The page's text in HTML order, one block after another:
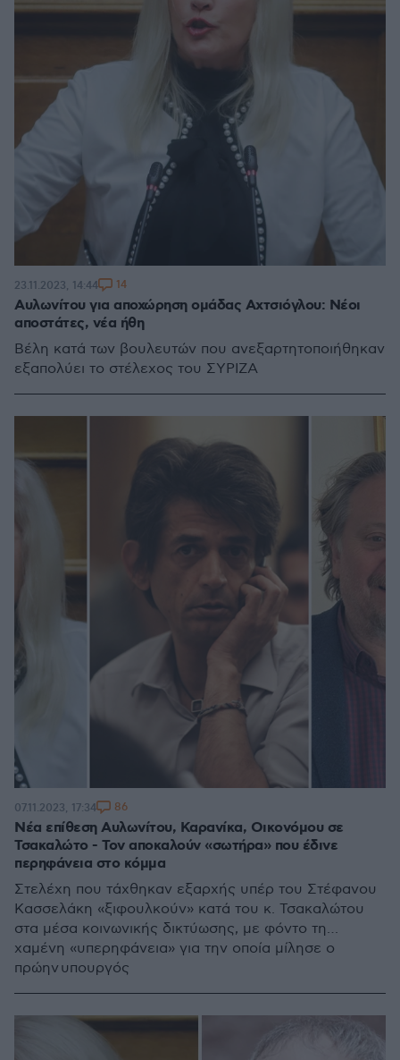
Αυλωνίτου για αποχώρηση ομάδας Αχτσιόγλου: Νέοι
αποστάτες, νέα ήθη
Βέλη κατά των βουλευτών που ανεξαρτητοποιήθηκαν
εξαπολύει το στέλεχος του ΣΥΡΙΖΑ
23.11.2023, 14:44 14
Nέα επίθεση Αυλωνίτου, Καρανίκα, Οικονόμου σε
Τσακαλώτο - Τον αποκαλούν «σωτήρα» που έδινε
περηφάνεια στο κόμμα
Στελέχη που τάχθηκαν εξαρχής υπέρ του Στέφανου
Κασσελάκη «ξιφουλκούν» κατά του κ. Τσακαλώτου
στα μέσα κοινωνικής δικτύωσης, με φόντο τη…
χαμένη «υπερηφάνεια» για την οποία μίλησε ο
πρώην υπουργός
07.11.2023, 17:34 86